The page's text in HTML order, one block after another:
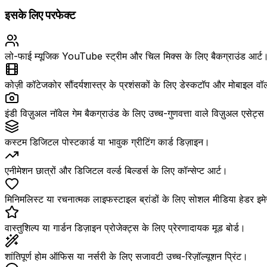
इसके लिए परफेक्ट
लो-फाई म्यूजिक YouTube स्ट्रीम और चिल मिक्स के लिए बैकग्राउंड आर्ट।
कोज़ी कॉटेजकोर सौंदर्यशास्त्र के प्रशंसकों के लिए डेस्कटॉप और मोबाइल
इंडी विज़ुअल नॉवेल गेम बैकग्राउंड के लिए उच्च-गुणवत्ता वाले विज़ुअल
कस्टम डिजिटल पोस्टकार्ड या भावुक ग्रीटिंग कार्ड डिज़ाइन।
एनीमेशन छात्रों और डिजिटल वर्ल्ड बिल्डर्स के लिए कॉन्सेप्ट आर्ट।
मिनिमलिस्ट या रचनात्मक लाइफस्टाइल ब्रांडों के लिए सोशल मीडिया हेडर
वास्तुशिल्प या गार्डन डिज़ाइन प्रोजेक्ट्स के लिए प्रेरणादायक मूड बोर्ड।
शांतिपूर्ण होम ऑफिस या नर्सरी के लिए सजावटी उच्च-रिज़ॉल्यूशन प्रिंट।